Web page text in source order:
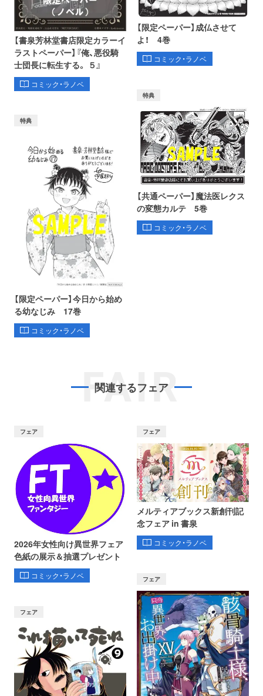
【書泉芳林堂書店限定カラーイ
ラストペーパー】『俺、悪役騎
士団長に転生する。 ５』
コミック・ラノベ
【限定ペーパー】成仏させて
よ！ 4巻
コミック・ラノベ
特典
【限定ペーパー】今日から始め
る幼なじみ 17巻
コミック・ラノベ
特典
【共通ペーパー】魔法医レクス
の変態カルテ 5巻
コミック・ラノベ
FAIR
関連するフェア
フェア
2026年女性向け異世界フェア
色紙の展示＆抽選プレゼント
コミック・ラノベ
フェア
メルティアブックス新創刊記
念フェア in 書泉
コミック・ラノベ
フェア
フェア